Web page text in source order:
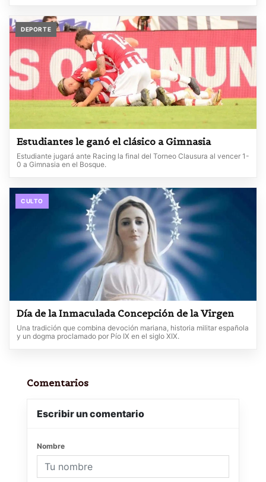
DEPORTE
Estudiantes le ganó el clásico a Gimnasia
Estudiante jugará ante Racing la final del Torneo Clausura al vencer 1-
0 a Gimnasia en el Bosque.
CULTO
Día de la Inmaculada Concepción de la Virgen
Una tradición que combina devoción mariana, historia militar española
y un dogma proclamado por Pío IX en el siglo XIX.
Comentarios
Escribir un comentario
Nombre